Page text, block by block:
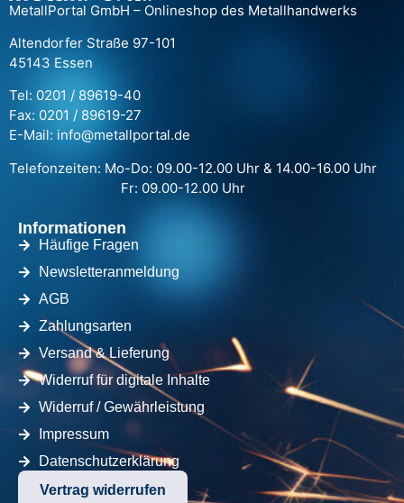
MetallPortal GmbH – Onlineshop des Metallhandwerks
Altendorfer Straße 97-101
45143 Essen
Tel: 0201 / 89619-40
Fax: 0201 / 89619-27
E-Mail: info@metallportal.de
Telefonzeiten: Mo-Do: 09.00-12.00 Uhr & 14.00-16.00 Uhr
Fr: 09.00-12.00 Uhr
Informationen
Häufige Fragen
Newsletteranmeldung
AGB
Zahlungsarten
Versand & Lieferung
Widerruf für digitale Inhalte
Widerruf / Gewährleistung
Impressum
Datenschutzerklärung
Vertrag widerrufen